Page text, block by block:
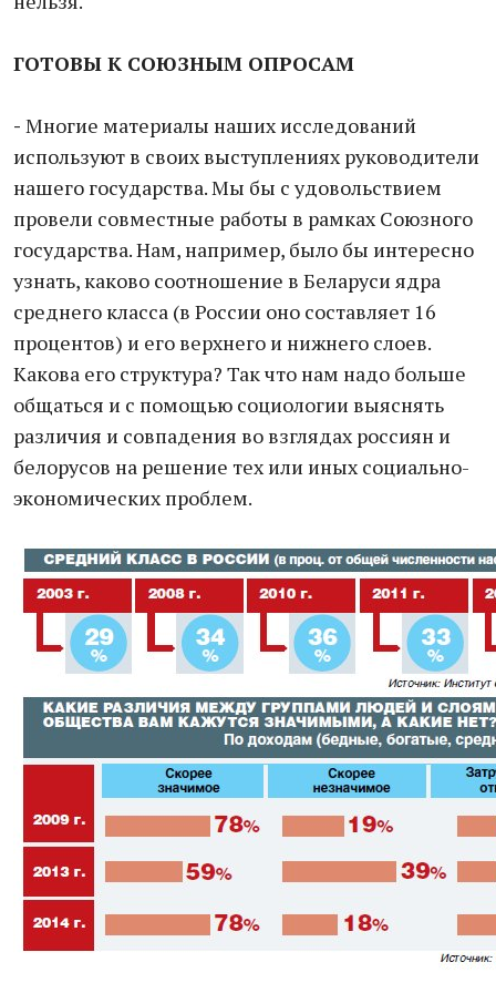
ГОТОВЫ К СОЮЗНЫМ ОПРОСАМ
- Многие материалы наших исследований
используют в своих выступлениях руководители
нашего государства. Мы бы с удовольствием
провели совместные работы в рамках Союзного
государства. Нам, например, было бы интересно
узнать, каково соотношение в Беларуси ядра
среднего класса (в России оно составляет 16
процентов) и его верхнего и нижнего слоев.
Какова его структура? Так что нам надо больше
общаться и с помощью социологии выяснять
различия и совпадения во взглядах россиян и
белорусов на решение тех или иных социально-
экономических проблем.